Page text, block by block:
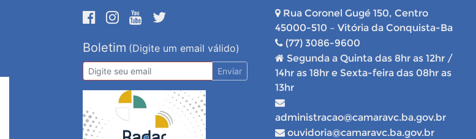
Boletim (Digite um email válido)
Enviar
Rua Coronel Gugé 150, Centro
45000-510 – Vitória da Conquista-Ba
(77) 3086-9600
Segunda a Quinta das 8hr as 12hr /
14hr as 18hr e Sexta-feira das 08hr as
13hr
administracao@camaravc.ba.gov.br
ouvidoria@camaravc.ba.gov.br